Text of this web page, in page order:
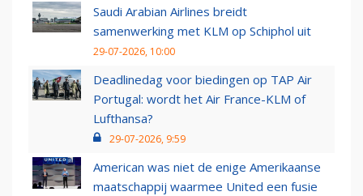
Saudi Arabian Airlines breidt
samenwerking met KLM op Schiphol uit
29-07-2026, 10:00
Deadlinedag voor biedingen op TAP Air
Portugal: wordt het Air France-KLM of
Lufthansa?
29-07-2026, 9:59
American was niet de enige Amerikaanse
maatschappij waarmee United een fusie